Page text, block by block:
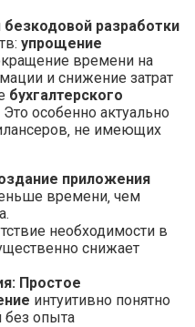
безкодовой разработки
упрощение
времени на
и снижение затрат
бухгалтерского
Это особенно актуально
не имеющих
приложения
времени‚ чем
необходимости в
снижает
Простое
интуитивно понятно
без опыта